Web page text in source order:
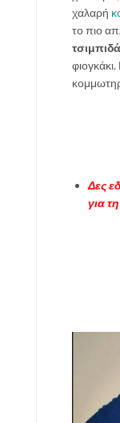
χαλαρή
το πιο
Δες
για